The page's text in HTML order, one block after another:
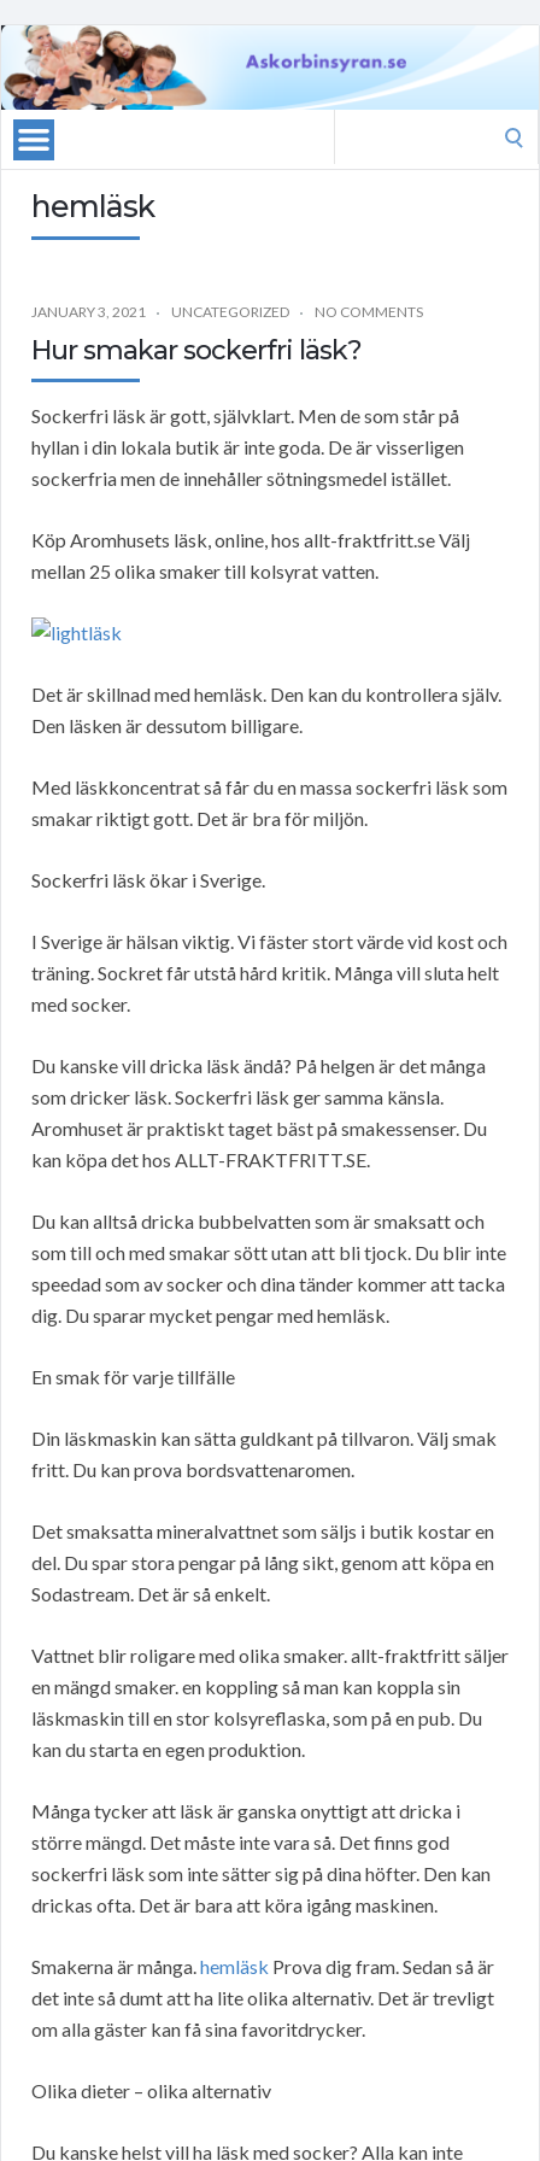
hemläsk
JANUARY 3, 2021 UNCATEGORIZED NO COMMENTS
Hur smakar sockerfri läsk?
Sockerfri läsk är gott, självklart. Men de som står på
hyllan i din lokala butik är inte goda. De är visserligen
sockerfria men de innehåller sötningsmedel istället.
Köp Aromhusets läsk, online, hos allt-fraktfritt.se Välj
mellan 25 olika smaker till kolsyrat vatten.
Det är skillnad med hemläsk. Den kan du kontrollera själv.
Den läsken är dessutom billigare.
Med läskkoncentrat så får du en massa sockerfri läsk som
smakar riktigt gott. Det är bra för miljön.
Sockerfri läsk ökar i Sverige.
I Sverige är hälsan viktig. Vi fäster stort värde vid kost och
träning. Sockret får utstå hård kritik. Många vill sluta helt
med socker.
Du kanske vill dricka läsk ändå? På helgen är det många
som dricker läsk. Sockerfri läsk ger samma känsla.
Aromhuset är praktiskt taget bäst på smakessenser. Du
kan köpa det hos ALLT-FRAKTFRITT.SE.
Du kan alltså dricka bubbelvatten som är smaksatt och
som till och med smakar sött utan att bli tjock. Du blir inte
speedad som av socker och dina tänder kommer att tacka
dig. Du sparar mycket pengar med hemläsk.
En smak för varje tillfälle
Din läskmaskin kan sätta guldkant på tillvaron. Välj smak
fritt. Du kan prova bordsvattenaromen.
Det smaksatta mineralvattnet som säljs i butik kostar en
del. Du spar stora pengar på lång sikt, genom att köpa en
Sodastream. Det är så enkelt.
Vattnet blir roligare med olika smaker. allt-fraktfritt säljer
en mängd smaker. en koppling så man kan koppla sin
läskmaskin till en stor kolsyreflaska, som på en pub. Du
kan du starta en egen produktion.
Många tycker att läsk är ganska onyttigt att dricka i
större mängd. Det måste inte vara så. Det finns god
sockerfri läsk som inte sätter sig på dina höfter. Den kan
drickas ofta. Det är bara att köra igång maskinen.
Smakerna är många.hemläsk Prova dig fram. Sedan så är
det inte så dumt att ha lite olika alternativ. Det är trevligt
om alla gäster kan få sina favoritdrycker.
Olika dieter – olika alternativ
Du kanske helst vill ha läsk med socker? Alla kan inte